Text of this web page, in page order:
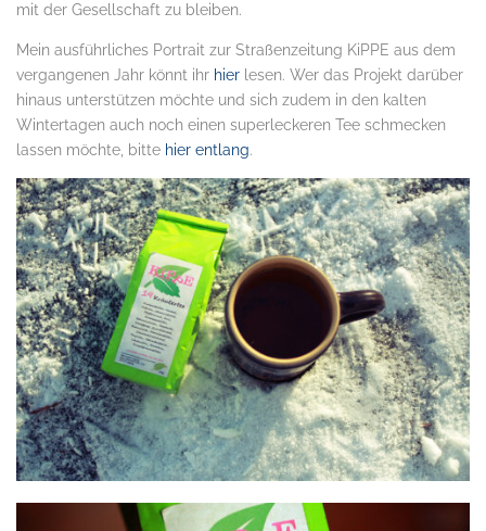
mit der Gesellschaft zu bleiben.
Mein ausführliches Portrait zur Straßenzeitung KiPPE aus dem
vergangenen Jahr könnt ihr hier lesen. Wer das Projekt darüber
hinaus unterstützen möchte und sich zudem in den kalten
Wintertagen auch noch einen superleckeren Tee schmecken
lassen möchte, bitte hier entlang.